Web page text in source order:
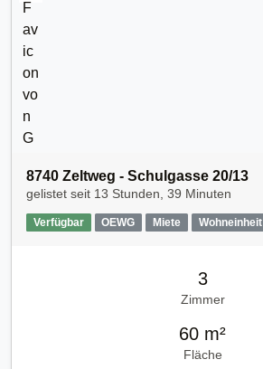
8740 Zeltweg - Schulgasse 20/13
gelistet seit 13 Stunden, 39 Minuten
Verfügbar OEWG Miete Wohneinheit
3
Zimmer
60 m²
Fläche